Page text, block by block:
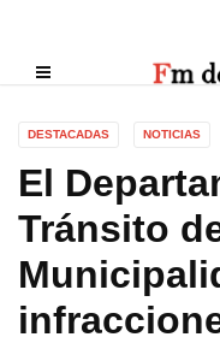
DESTACADAS NOTICIAS
El
Tránsito